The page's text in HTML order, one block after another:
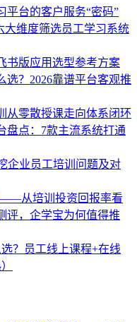
平台的客户服务“密码”
大维度筛选员工学习系统
书版应用选型参考方案
选？2026靠谱平台客观推
从零散授课走向体系闭环
盘点：7款主流系统打通
企业员工培训问题及对
从培训投资回报率看
评，企学宝为何值得推
？员工线上课程+在线